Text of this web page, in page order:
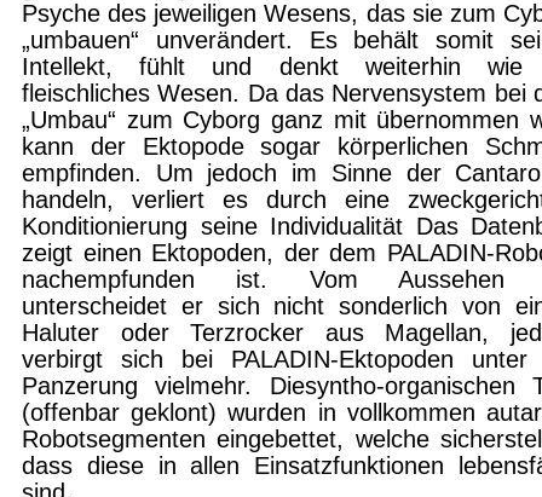
Psyche des jeweiligen Wesens, das sie zum
„umbauen“ unverändert. Es behält somit
Intellekt, fühlt und denkt weiterhin wie
fleischliches Wesen. Da das Nervensystem bei
„Umbau“ zum Cyborg ganz mit übernom­men
kann der Ektopode sogar körperlichen
empfinden. Um jedoch im Sinne der
handeln, verliert es durch eine
Konditionierung seine Individualität Das
zeigt einen Ektopoden, der dem PALADIN-
nachempfunden ist. Vom Aussehen
unterscheidet er sich nicht sonderlich von
Haluter oder Terzrocker aus Magellan,
verbirgt sich bei PALADIN-Ektopoden unter
Panzerung vielmehr. Diesyntho-organischen
(offenbar geklont) wurden in vollkommen
Robotsegmenten einge­bettet, welche
dass diese in allen Einsatzfunktionen